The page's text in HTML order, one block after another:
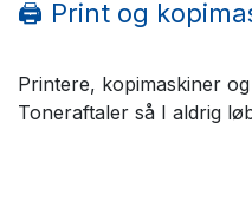
🖨️ Print og
Printere, kopimaskiner
Toneraftaler så I aldrig